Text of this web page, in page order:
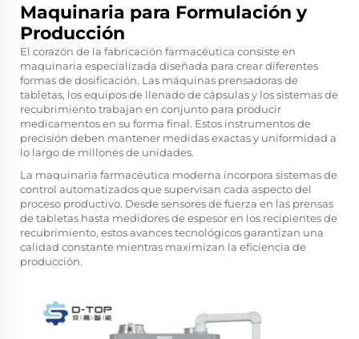
Maquinaria para Formulación y
Producción
El corazón de la fabricación farmacéutica consiste en
maquinaria especializada diseñada para crear diferentes
formas de dosificación. Las máquinas prensadoras de
tabletas, los equipos de llenado de cápsulas y los sistemas de
recubrimiento trabajan en conjunto para producir
medicamentos en su forma final. Estos instrumentos de
precisión deben mantener medidas exactas y uniformidad a
lo largo de millones de unidades.
La maquinaria farmacéutica moderna incorpora sistemas de
control automatizados que supervisan cada aspecto del
proceso productivo. Desde sensores de fuerza en las prensas
de tabletas hasta medidores de espesor en los recipientes de
recubrimiento, estos avances tecnológicos garantizan una
calidad constante mientras maximizan la eficiencia de
producción.